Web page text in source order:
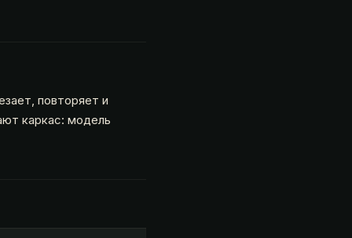
повторяет и
каркас: модель